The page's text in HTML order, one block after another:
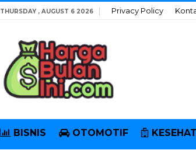
THURSDAY , AUGUST 6 2026 Privacy Policy
BISNIS OTOMOTIF